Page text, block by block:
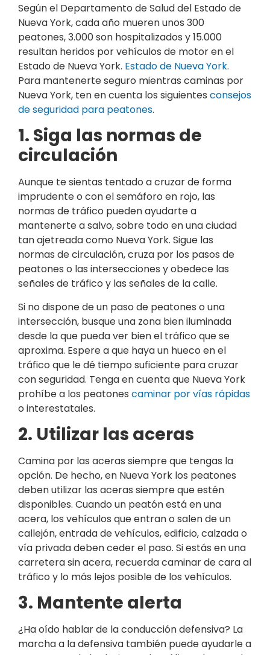
Según el Departamento de Salud del Estado de
Nueva York, cada año mueren unos 300
peatones, 3.000 son hospitalizados y 15.000
resultan heridos por vehículos de motor en el
Estado de Nueva York. Estado de Nueva York.
Para mantenerte seguro mientras caminas por
Nueva York, ten en cuenta los siguientes consejos
de seguridad para peatones.
1. Siga las normas de
circulación
Aunque te sientas tentado a cruzar de forma
imprudente o con el semáforo en rojo, las
normas de tráfico pueden ayudarte a
mantenerte a salvo, sobre todo en una ciudad
tan ajetreada como Nueva York. Sigue las
normas de circulación, cruza por los pasos de
peatones o las intersecciones y obedece las
señales de tráfico y las señales de la calle.
Si no dispone de un paso de peatones o una
intersección, busque una zona bien iluminada
desde la que pueda ver bien el tráfico que se
aproxima. Espere a que haya un hueco en el
tráfico que le dé tiempo suficiente para cruzar
con seguridad. Tenga en cuenta que Nueva York
prohíbe a los peatones caminar por vías rápidas
o interestatales.
2. Utilizar las aceras
Camina por las aceras siempre que tengas la
opción. De hecho, en Nueva York los peatones
deben utilizar las aceras siempre que estén
disponibles. Cuando un peatón está en una
acera, los vehículos que entran o salen de un
callejón, entrada de vehículos, edificio, calzada o
vía privada deben ceder el paso. Si estás en una
carretera sin acera, recuerda caminar de cara al
tráfico y lo más lejos posible de los vehículos.
3. Mantente alerta
¿Ha oído hablar de la conducción defensiva? La
marcha a la defensiva también puede ayudarle a